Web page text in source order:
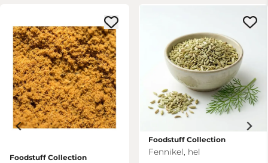
Foodstuff Collection
Foodstuff Collection
Fennikel, hel